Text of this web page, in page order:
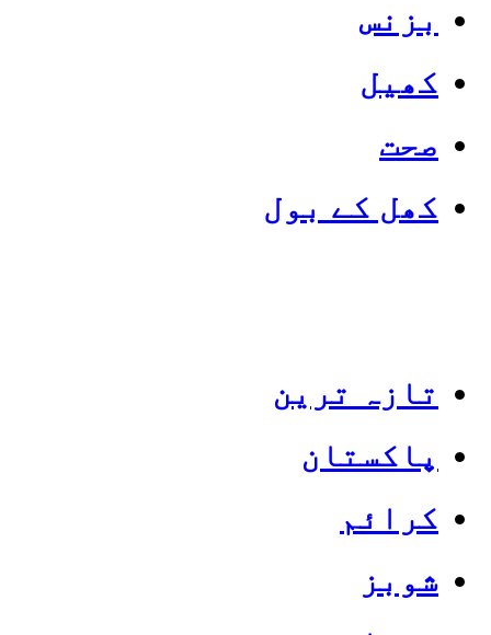
بزنس
کھیل
صحت
کھل کے بول
تازہ ترین
پاکستان
کرائم
شوبز
Categories
Top News